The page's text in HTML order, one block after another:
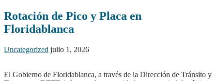
Rotación de Pico y Placa en
Floridablanca
Uncategorized julio 1, 2026
El Gobierno de Floridablanca, a través de la Dirección de Tránsito y